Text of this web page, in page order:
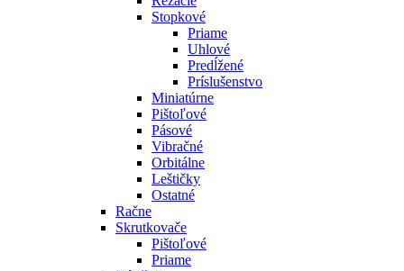
Stopkové
Priame
Uhlové
Predĺžené
Príslušenstvo
Miniatúrne
Pištoľové
Pásové
Vibračné
Orbitálne
Leštičky
Ostatné
Račne
Skrutkovače
Pištoľové
Priame